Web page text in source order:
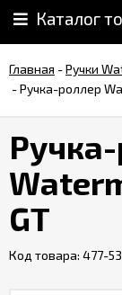
Возврат
Обзоры
ручек
Контакты
Каталог
Главная -Ручки
-Ручка-роллер
GT
Код товара: 477-